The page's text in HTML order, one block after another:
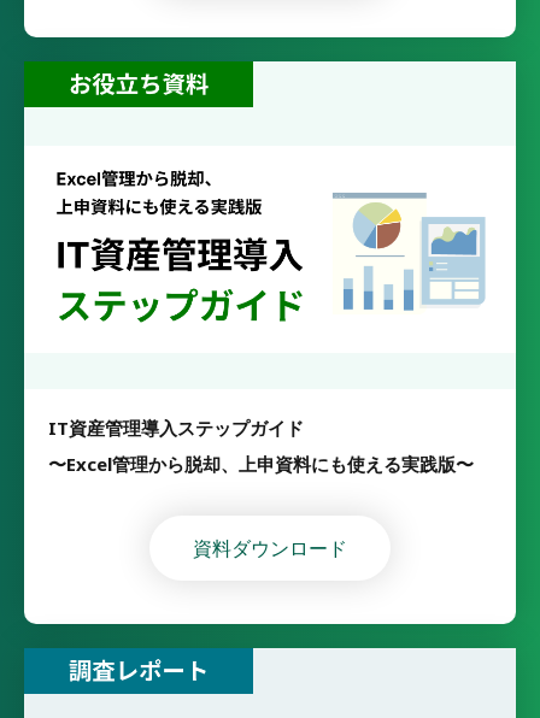
IT資産管理導入ステップガイド
〜Excel管理から脱却、上申資料にも使える実践版〜
資料ダウンロード